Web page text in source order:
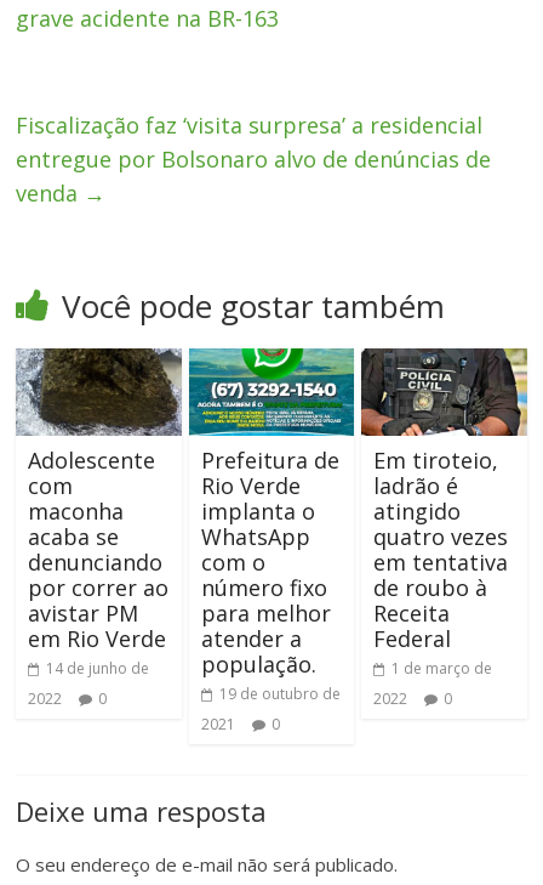
grave acidente na BR-163
Fiscalização faz ‘visita surpresa’ a residencial
entregue por Bolsonaro alvo de denúncias de
venda →
Você pode gostar também
Adolescente
com
maconha
acaba se
denunciando
por correr ao
avistar PM
em Rio Verde
14 de junho de
2022
0
Prefeitura de
Rio Verde
implanta o
WhatsApp
com o
número fixo
para melhor
atender a
população.
19 de outubro de
2021
0
Em tiroteio,
ladrão é
atingido
quatro vezes
em tentativa
de roubo à
Receita
Federal
1 de março de
2022
0
Deixe uma resposta
O seu endereço de e-mail não será publicado.